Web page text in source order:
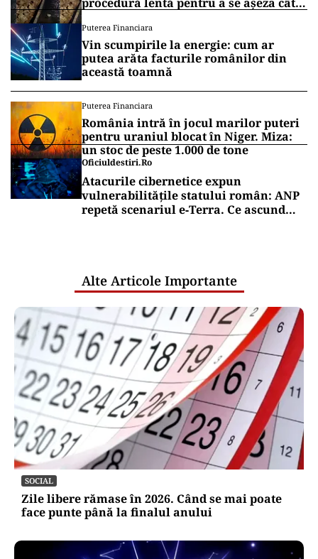
Puterea Financiara
Vin scumpirile la energie: cum ar
putea arăta facturile românilor din
această toamnă
Puterea Financiara
România intră în jocul marilor puteri
pentru uraniul blocat în Niger. Miza:
un stoc de peste 1.000 de tone
Oficiuldestiri.ro
Atacurile cibernetice expun
vulnerabilitățile statului român: ANP
repetă scenariul e‑Terra. Ce ascund
Alte Articole Importante
SOCIAL
Zile libere rămase în 2026. Când se mai poate
face punte până la finalul anului